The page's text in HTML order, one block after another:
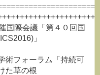
国際会議「第４０回国
」
術フォーラム「持続可
た草の根